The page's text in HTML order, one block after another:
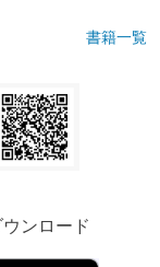
書籍一覧
ンロード